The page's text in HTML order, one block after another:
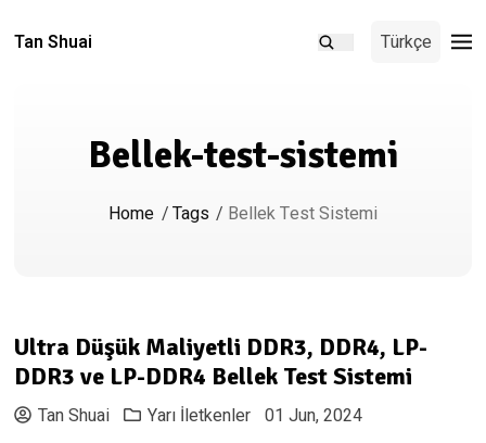
Tan Shuai Türkçe
Bellek-test-sistemi
Home /Tags / Bellek Test Sistemi
Ultra Düşük Maliyetli DDR3, DDR4, LP-
DDR3 ve LP-DDR4 Bellek Test Sistemi
Tan Shuai Yarı İletkenler 01 Jun, 2024